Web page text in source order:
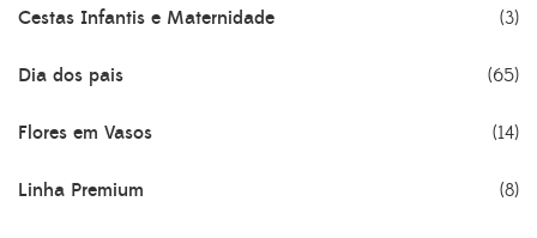
Cestas Infantis e Maternidade (3)
Dia dos pais (65)
Flores em Vasos (14)
Linha Premium (8)